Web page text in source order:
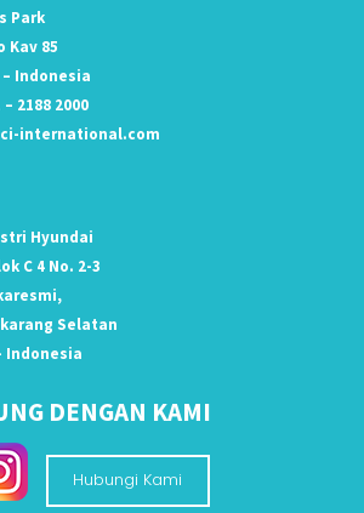
Park
Kav 85
Indonesia
2188 2000
international.com
Hyundai
C 4 No. 2-3
Selatan
Indonesia
DENGAN KAMI
Hubungi Kami